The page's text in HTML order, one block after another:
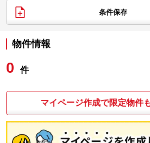
条件保存
物件情報
0 件
マイページ作成で限定物件